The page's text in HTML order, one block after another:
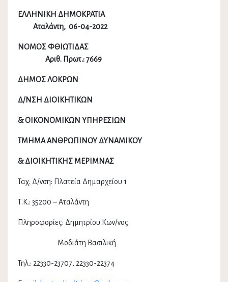
ΕΛΛΗΝΙΚΗ ΔΗΜΟΚΡΑΤΙΑ
Αταλάντη, 06-04-2022
ΝΟΜΟΣ ΦΘΙΩΤΙΔΑΣ
Αριθ. Πρωτ.: 7669
ΔΗΜΟΣ ΛΟΚΡΩΝ
Δ/ΝΣΗ ΔΙΟΙΚΗΤΙΚΩΝ
& ΟΙΚΟΝΟΜΙΚΩΝ ΥΠΗΡΕΣΙΩΝ
ΤΜΗΜΑ ΑΝΘΡΩΠΙΝΟΥ ΔΥΝΑΜΙΚΟΥ
& ΔΙΟΙΚΗΤΙΚΗΣ ΜΕΡΙΜΝΑΣ
Ταχ. Δ/νση: Πλατεία Δημαρχείου 1
Τ.Κ.: 35200 – Αταλάντη
Πληροφορίες: Δημητρίου Κων/νος
Μοδιάτη Βασιλική
Τηλ.: 22330-23707, 22330-22374